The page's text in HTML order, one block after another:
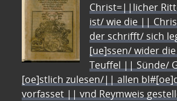
Christ=||licher
ist/ wie die ||
der schrifft/ sich
[ue]ssen/ wider
Teuffel || Sünde/
[oe]stlich zulesen/|| allen
vorfasset || vnd Reymweis